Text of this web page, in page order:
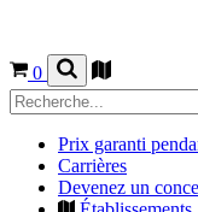
0
Prix garanti
Carrières
Devenez un